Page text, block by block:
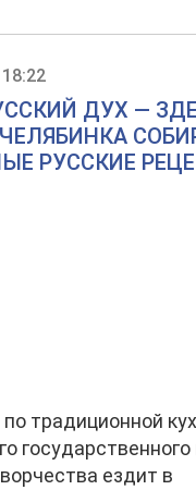
ДУХ —
РУССКИЕ
традиционной
государственного
ездит в